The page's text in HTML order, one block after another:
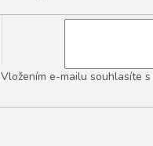
Vložením e-mailu souhlasíte s